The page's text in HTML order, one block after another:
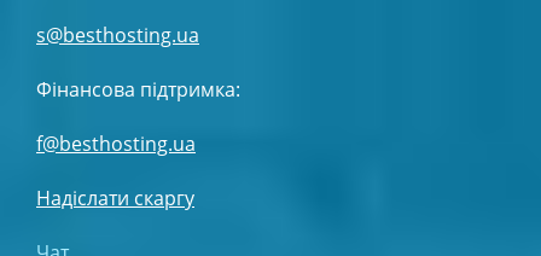
s@besthosting.ua
Фінансова підтримка:
f@besthosting.ua
Надіслати скаргу